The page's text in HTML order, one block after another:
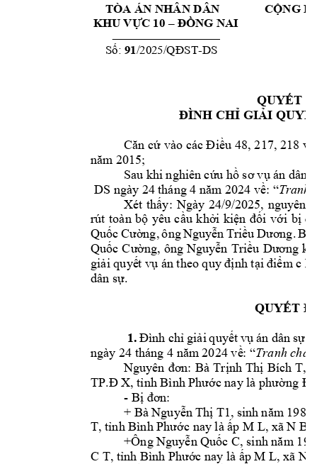
TÒA ÁN NHÂN DÂN
KHU VỰC 10 – ĐỒNG NAI
Số: 91/2025/QĐST-DS
CỘNG
QUYẾT
ĐÌNH CHỈ GIẢI QUYẾ
Căn cứ vào các Điều 48, 217, 218
năm 2015;
Sau khi nghiên cứu hồ sơ vụ án dân
DS ngày 24 tháng 4 năm 2024 về: “Tranh
Xét thấy: Ngày 24/9/2025, nguyên
rút toàn bộ yêu cầu khởi kiện đối với bị
Quốc Cường, ông Nguyễn Triều Dương. B
Quốc Cường, ông Nguyễn Triều Dương
giải quyết vụ án theo quy định tại điểm c k
dân sự.
QUYẾT
1. Đình chỉ giải quyết vụ án dân sự
ngày 24 tháng 4 năm 2024 về: “Tranh chấ
Nguyên đơn: Bà Trịnh Thị Bích T,
TP.Đ X, tỉnh Bình Phước nay là phường Đ
- Bị đơn:
+ Bà Nguyễn Thị T1, sinh năm
T, tỉnh Bình Phước nay là ấp M L, xã N B,
+Ông Nguyễn Quốc C, sinh năm 197
C T, tỉnh Bình Phước nay là ấp M L, xã N